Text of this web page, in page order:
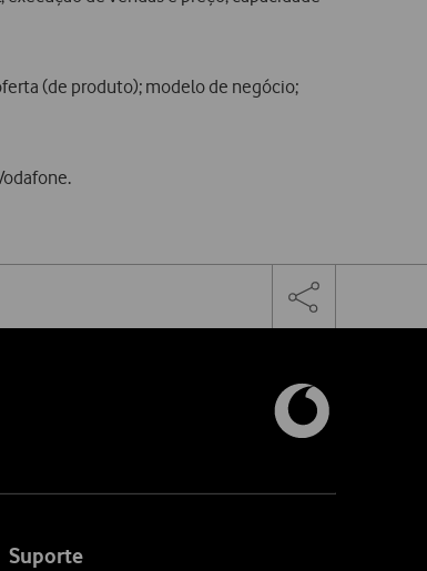
(de produto); modelo de negócio;
Toggle
FacebookTwitter
Suporte